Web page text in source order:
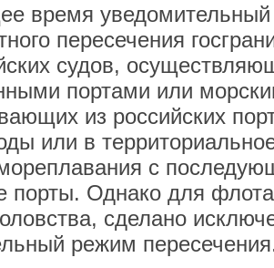
время уведомительный
пересечения
судов,
портами или
из российских
или в
мореплавания с
порты. Однако для
сделано
режим